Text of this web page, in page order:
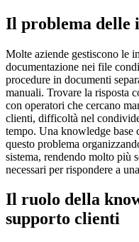
Il problema delle
Molte aziende gestiscono le
documentazione nei file
procedure in documenti
manuali. Trovare la risposta
con operatori che cercano
clienti, difficoltà nel
tempo. Una knowledge base
questo problema
sistema, rendendo molto più
necessari per rispondere a
Il ruolo della
supporto clienti